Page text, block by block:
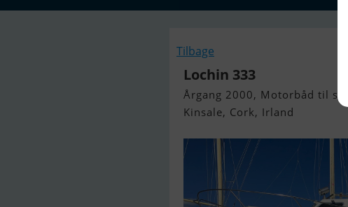
Tilbage
Lochin 333
Årgang 2000, Motorbåd til salg
Kinsale, Cork, Irland